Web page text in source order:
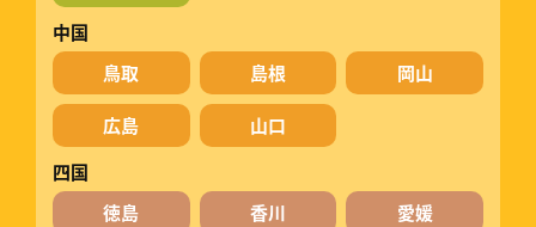
中国
鳥取
島根 岡山
広島
山口
四国
徳島
香川 愛媛